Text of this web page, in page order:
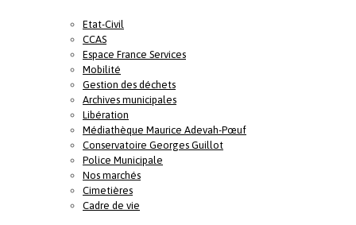
Etat-Civil
CCAS
Espace France Services
Mobilité
Gestion des déchets
Archives municipales
Libération
Médiathèque Maurice Adevah-Pœuf
Conservatoire Georges Guillot
Police Municipale
Nos marchés
Cimetières
Cadre de vie